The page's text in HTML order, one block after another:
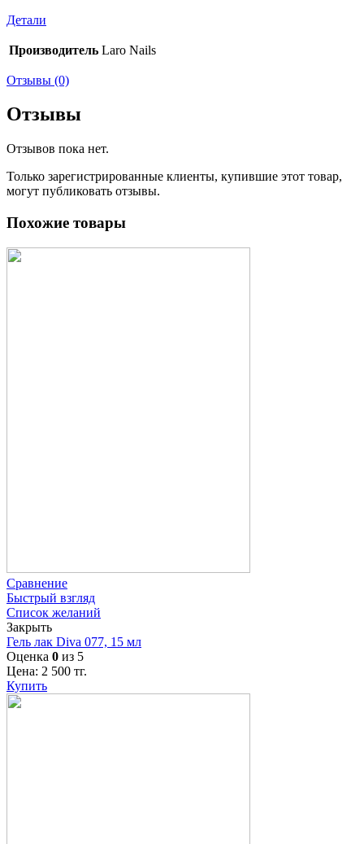
Детали
Производитель Laro Nails
Отзывы (0)
Отзывы
Отзывов пока нет.
Только зарегистрированные клиенты, купившие этот товар,
могут публиковать отзывы.
Похожие товары
Сравнение
Быстрый взгляд
Список желаний
Закрыть
Гель лак Diva 077, 15 мл
Оценка 0 из 5
Цена: 2 500 тг.
Купить